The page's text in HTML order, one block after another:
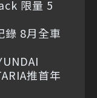
限量 5
錄 8月全車
推首年